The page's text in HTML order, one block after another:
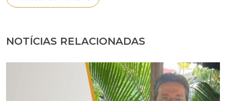
NOTÍCIAS RELACIONADAS